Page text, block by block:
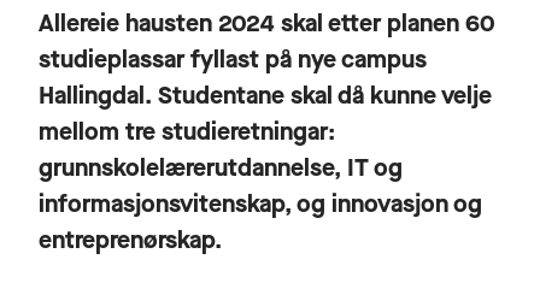
Allereie hausten 2024 skal etter planen 60
studieplassar fyllast på nye campus
Hallingdal. Studentane skal då kunne velje
mellom tre studieretningar:
grunnskolelærerutdannelse, IT og
informasjonsvitenskap, og innovasjon og
entreprenørskap.